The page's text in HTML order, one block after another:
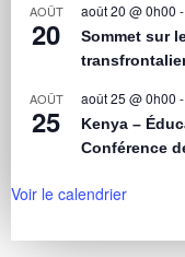
AOÛT
20
août 20 @ 0h00 -
Sommet sur
AOÛT
25
août 25 @ 0h00 -
Kenya –
Conférence
Voir le calendrier